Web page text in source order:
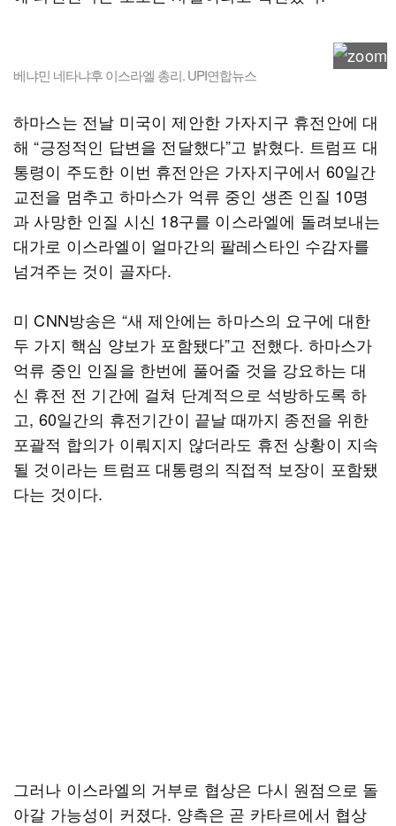
베냐민 네타냐후 이스라엘 총리. UPI연합뉴스
하마스는 전날 미국이 제안한 가자지구 휴전안에 대
해 “긍정적인 답변을 전달했다”고 밝혔다. 트럼프 대
통령이 주도한 이번 휴전안은 가자지구에서 60일간
교전을 멈추고 하마스가 억류 중인 생존 인질 10명
과 사망한 인질 시신 18구를 이스라엘에 돌려보내는
대가로 이스라엘이 얼마간의 팔레스타인 수감자를
넘겨주는 것이 골자다.
미 CNN방송은 “새 제안에는 하마스의 요구에 대한
두 가지 핵심 양보가 포함됐다”고 전했다. 하마스가
억류 중인 인질을 한번에 풀어줄 것을 강요하는 대
신 휴전 전 기간에 걸쳐 단계적으로 석방하도록 하
고, 60일간의 휴전기간이 끝날 때까지 종전을 위한
포괄적 합의가 이뤄지지 않더라도 휴전 상황이 지속
될 것이라는 트럼프 대통령의 직접적 보장이 포함됐
다는 것이다.
그러나 이스라엘의 거부로 협상은 다시 원점으로 돌
아갈 가능성이 커졌다. 양측은 곧 카타르에서 협상